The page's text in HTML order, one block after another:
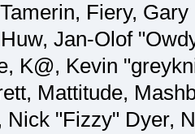
Fiery,
Jan-Olof
K@, Kevin
Mattitude,
Nick "Fizzy" Dyer,